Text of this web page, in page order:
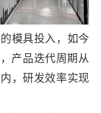
模具投入，如今
产品迭代周期从
，研发效率实现